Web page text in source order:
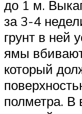
до 1 м.
за 3-4
грунт в ней
ямы
который
полметра.